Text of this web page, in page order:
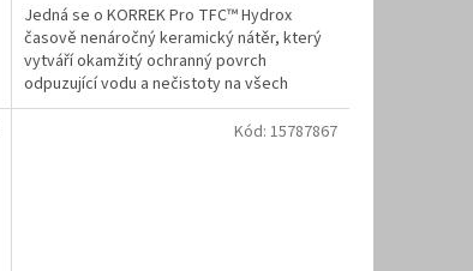
Jedná se o KORREK Pro TFC™ Hydrox
časově nenáročný keramický nátěr, který
vytváří okamžitý ochranný povrch
odpuzující vodu a nečistoty na všech
vnějších površích vozidla....
Kód: 15787867